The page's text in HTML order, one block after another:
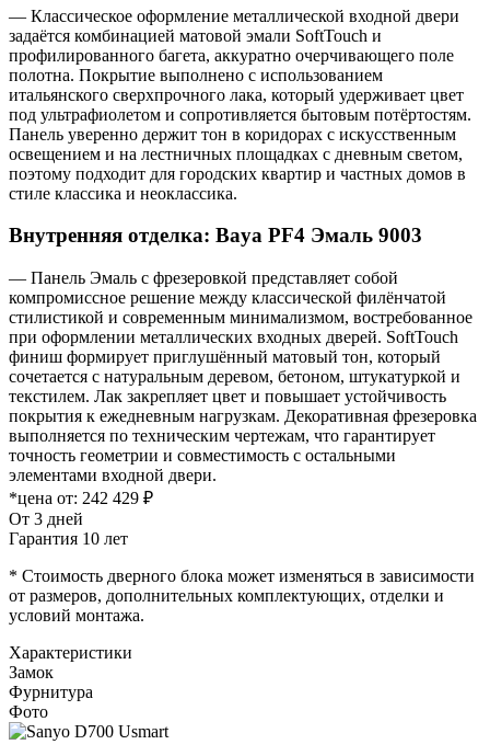
— Классическое оформление металлической входной двери
задаётся комбинацией матовой эмали SoftTouch и
профилированного багета, аккуратно очерчивающего поле
полотна. Покрытие выполнено с использованием
итальянского сверхпрочного лака, который удерживает цвет
под ультрафиолетом и сопротивляется бытовым потёртостям.
Панель уверенно держит тон в коридорах с искусственным
освещением и на лестничных площадках с дневным светом,
поэтому подходит для городских квартир и частных домов в
стиле классика и неоклассика.
Внутренняя отделка: Baya PF4 Эмаль 9003
— Панель Эмаль с фрезеровкой представляет собой
компромиссное решение между классической филёнчатой
стилистикой и современным минимализмом, востребованное
при оформлении металлических входных дверей. SoftTouch
финиш формирует приглушённый матовый тон, который
сочетается с натуральным деревом, бетоном, штукатуркой и
текстилем. Лак закрепляет цвет и повышает устойчивость
покрытия к ежедневным нагрузкам. Декоративная фрезеровка
выполняется по техническим чертежам, что гарантирует
точность геометрии и совместимость с остальными
элементами входной двери.
*цена от: 242 429 ₽
От 3 дней
Гарантия 10 лет
* Стоимость дверного блока может изменяться в зависимости
от размеров, дополнительных комплектующих, отделки и
условий монтажа.
Характеристики
Замок
Фурнитура
Фото